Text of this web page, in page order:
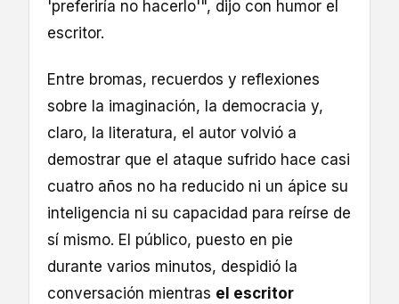
'preferiría no hacerlo'", dijo con humor el
escritor.
Entre bromas, recuerdos y reflexiones
sobre la imaginación, la democracia y,
claro, la literatura, el autor volvió a
demostrar que el ataque sufrido hace casi
cuatro años no ha reducido ni un ápice su
inteligencia ni su capacidad para reírse de
sí mismo. El público, puesto en pie
durante varios minutos, despidió la
conversación mientras el escritor